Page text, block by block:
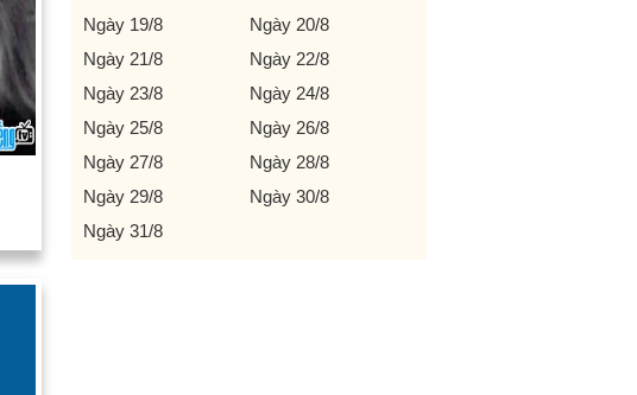
Ngày 19/8
Ngày 20/8
Ngày 21/8
Ngày 22/8
Ngày 23/8
Ngày 24/8
Ngày 25/8
Ngày 26/8
Ngày 27/8
Ngày 28/8
Ngày 29/8
Ngày 30/8
Ngày 31/8